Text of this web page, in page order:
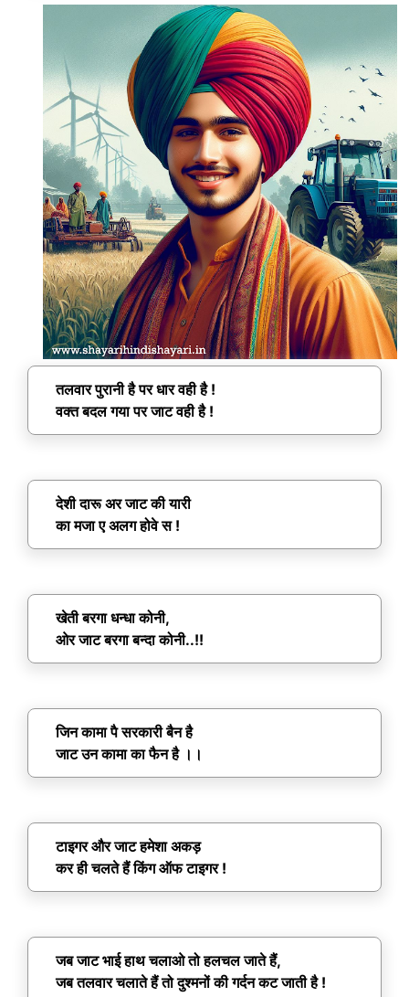
तलवार पुरानी है पर धार वही है !
वक्त बदल गया पर जाट वही है !
देशी दारू अर जाट की यारी
का मजा ए अलग होवे स !
खेती बरगा धन्धा कोनी,
ओर जाट बरगा बन्दा कोनी..!!
जिन कामा पै सरकारी बैन है
जाट उन कामा का फैन है ।।
टाइगर और जाट हमेशा अकड़
कर ही चलते हैं किंग ऑफ टाइगर !
जब जाट भाई हाथ चलाओ तो हलचल जाते हैं,
जब तलवार चलाते हैं तो दुश्मनों की गर्दन कट जाती है !